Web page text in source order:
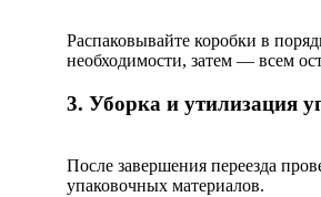
Распаковывайте коробки в
необходимости, затем — всем
3. Уборка и утилизация
После завершения переезда
упаковочных материалов.